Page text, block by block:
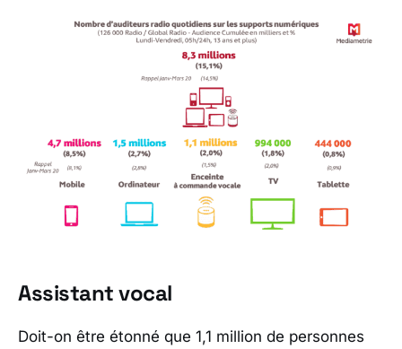
Assistant vocal
Doit-on être étonné que 1,1 million de personnes